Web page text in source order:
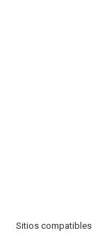
Sitios compatibles